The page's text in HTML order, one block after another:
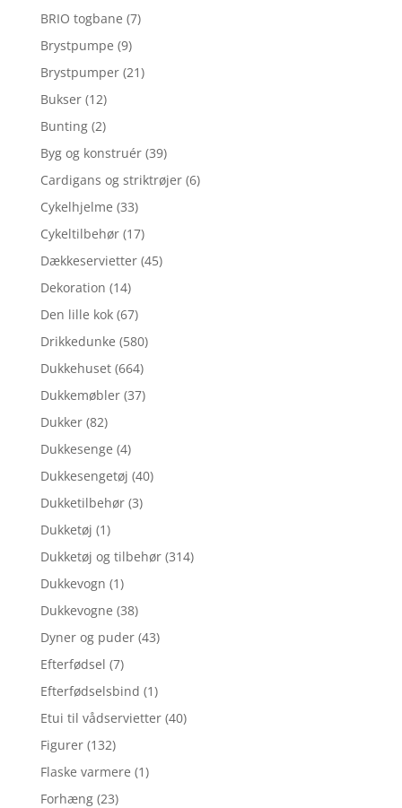
BRIO togbane (7)
Brystpumpe (9)
Brystpumper (21)
Bukser (12)
Bunting (2)
Byg og konstruér (39)
Cardigans og striktrøjer (6)
Cykelhjelme (33)
Cykeltilbehør (17)
Dækkeservietter (45)
Dekoration (14)
Den lille kok (67)
Drikkedunke (580)
Dukkehuset (664)
Dukkemøbler (37)
Dukker (82)
Dukkesenge (4)
Dukkesengetøj (40)
Dukketilbehør (3)
Dukketøj (1)
Dukketøj og tilbehør (314)
Dukkevogn (1)
Dukkevogne (38)
Dyner og puder (43)
Efterfødsel (7)
Efterfødselsbind (1)
Etui til vådservietter (40)
Figurer (132)
Flaske varmere (1)
Forhæng (23)